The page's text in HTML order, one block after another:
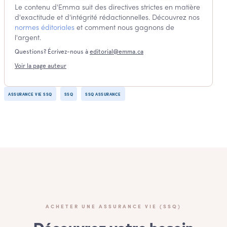
Le contenu d'Emma suit des directives strictes en matière
d'exactitude et d'intégrité rédactionnelles. Découvrez nos
normes éditoriales et comment nous gagnons de
l'argent.
Voir la page auteur
Questions? Écrivez-nous à editorial@emma.ca
ASSURANCE VIE SSQ SSQ SSQ ASSURANCE
ACHETER UNE ASSURANCE VIE (SSQ)